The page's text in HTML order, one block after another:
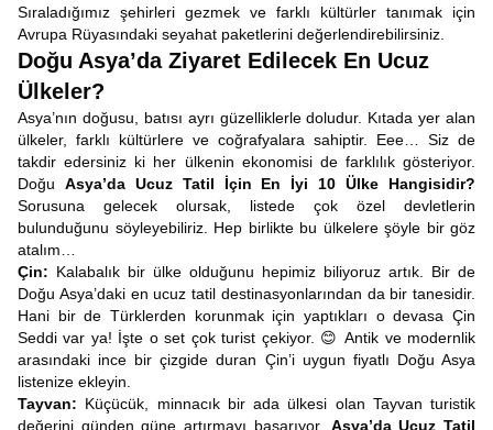
Sıraladığımız şehirleri gezmek ve farklı kültürler tanımak için
Avrupa Rüyasındaki seyahat paketlerini değerlendirebilirsiniz.
Doğu Asya’da Ziyaret Edilecek En Ucuz
Ülkeler?
Asya’nın doğusu, batısı ayrı güzelliklerle doludur. Kıtada yer alan
ülkeler, farklı kültürlere ve coğrafyalara sahiptir. Eee… Siz de
takdir edersiniz ki her ülkenin ekonomisi de farklılık gösteriyor.
Doğu Asya’da Ucuz Tatil İçin En İyi 10 Ülke Hangisidir?
Sorusuna gelecek olursak, listede çok özel devletlerin
bulunduğunu söyleyebiliriz. Hep birlikte bu ülkelere şöyle bir göz
atalım…
Çin: Kalabalık bir ülke olduğunu hepimiz biliyoruz artık. Bir de
Doğu Asya’daki en ucuz tatil destinasyonlarından da bir tanesidir.
Hani bir de Türklerden korunmak için yaptıkları o devasa Çin
Seddi var ya! İşte o set çok turist çekiyor. 😊 Antik ve modernlik
arasındaki ince bir çizgide duran Çin’i uygun fiyatlı Doğu Asya
listenize ekleyin.
Tayvan: Küçücük, minnacık bir ada ülkesi olan Tayvan turistik
değerini günden güne artırmayı başarıyor. Asya’da Ucuz Tatil